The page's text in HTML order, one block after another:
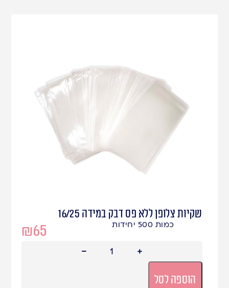
שקיות צלופן ללא פס דבק במידה 16/25
₪65 כמות 500 יחידות
הוספה לסל